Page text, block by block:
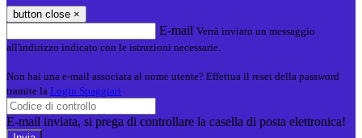
button close ×
E-mail Verrà inviato un messaggio
all'indirizzo indicato con le istruzioni necessarie.
Non hai una e-mail associata al nome utente? Effettua il reset della password
tramite la Login Spaggiari
E-mail inviata, si prega di controllare la casella di posta elettronica!